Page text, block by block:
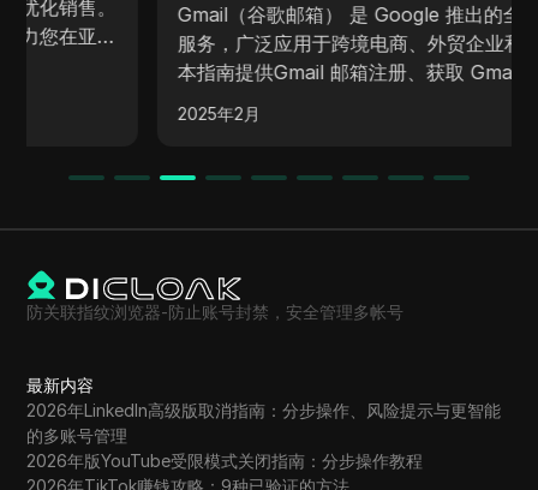
Gmail（谷歌邮箱） 是 Google 推出的全球热门邮件
服务，广泛应用于跨境电商、外贸企业和国际商务。
本指南提供Gmail 邮箱注册、获取 Gmail 数字验
Gmail 免手机，轻松开启全球业务！
防关联指纹浏览器-防止账号封禁，安全管理多帐号
最新内容
2026年LinkedIn高级版取消指南：分步操作、风险提示与更智能
的多账号管理
2026年版YouTube受限模式关闭指南：分步操作教程